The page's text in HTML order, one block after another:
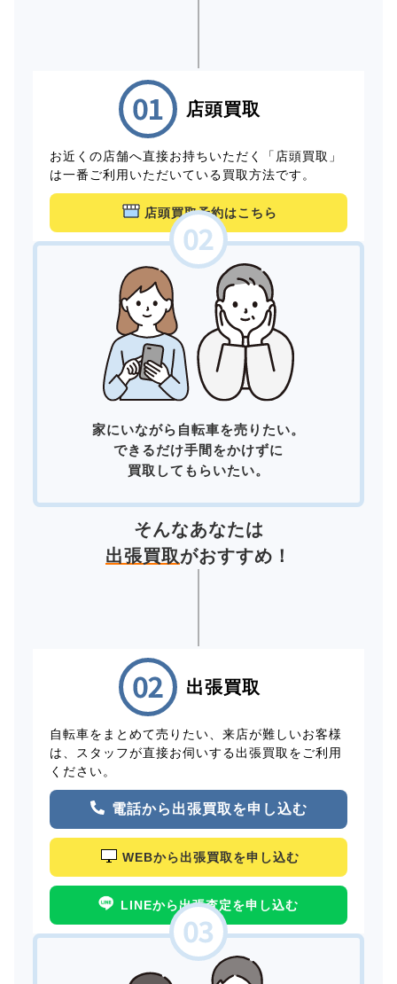
店頭買取
お近くの店舗へ直接お持ちいただく「店頭買取」
は一番ご利用いただいている買取方法です。
店頭買取予約はこちら
家にいながら自転車を売りたい。
できるだけ手間をかけずに
買取してもらいたい。
そんなあなたは
出張買取がおすすめ！
出張買取
自転車をまとめて売りたい、来店が難しいお客様
は、スタッフが直接お伺いする出張買取をご利用
ください。
電話から出張買取を申し込む
WEBから出張買取を申し込む
LINEから出張査定を申し込む